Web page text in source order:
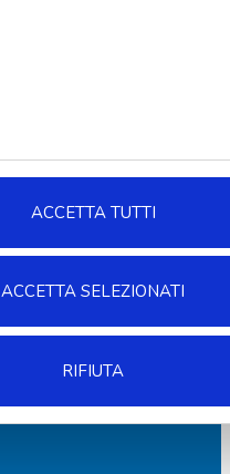
ACCETTA TUTTI
ACCETTA SELEZIONATI
RIFIUTA
Successivo prodotto